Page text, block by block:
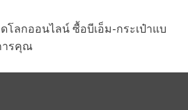
ลกออนไลน์ ซื้อบีเอ็ม-กระเป๋าแบ
ารคุณ